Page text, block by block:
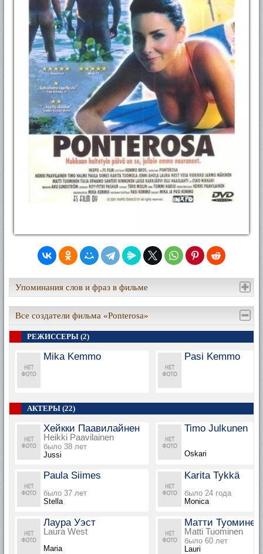
Упоминания слов и фраз в фильме
Все создатели фильма «Ponterosa»
РЕЖИССЕРЫ (2)
Mika Kemmo Pasi Kemmo
АКТЕРЫ (22)
Хейкки Паавилайнен
Heikki Paavilainen
было 38 лет
Jussi
Timo Julkunen
Oskari
Paula Siimes
было 37 лет
Stella
Karita Tykkä
было 24 года
Monica
Лаура Уэст
Laura West
Maria
Матти Туоминен
Matti Tuominen
было 60 лет
Lauri